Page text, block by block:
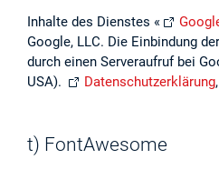
Inhalte des Dienstes «
Google, LLC. Die Einbindung
durch einen Serveraufruf bei
USA).
Datenschutzerklärung,
t) FontAwesome